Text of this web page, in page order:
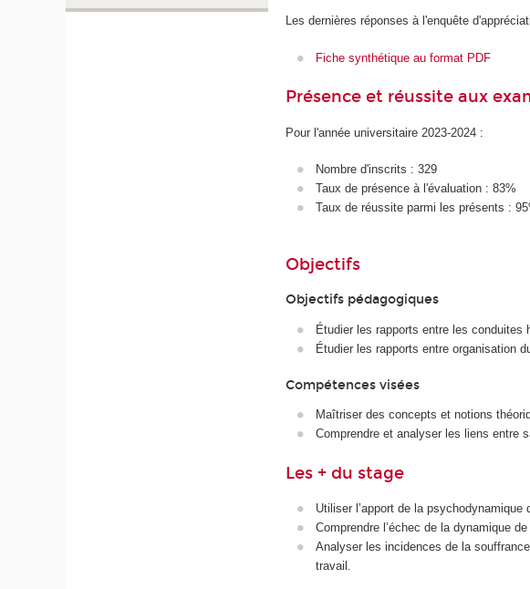
Les dernières réponses à l'enquête
Fiche synthétique au format PDF
Présence et réussite aux
Pour l'année universitaire 2023-2024 :
Nombre d'inscrits : 329
Taux de présence à l'évaluation : 83%
Taux de réussite parmi les présents :
Objectifs
Objectifs pédagogiques
Étudier les rapports entre les conduites
Étudier les rapports entre organisation
Compétences visées
Maîtriser des concepts et notions
Comprendre et analyser les liens entre
Les + du stage
Utiliser l’apport de la
Comprendre l’échec de la dynamique
Analyser les incidences de la
travail.